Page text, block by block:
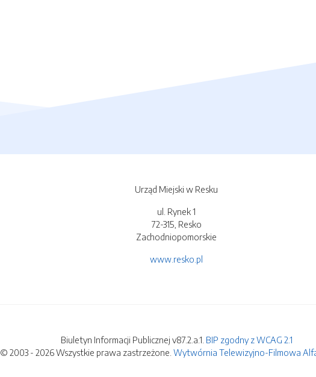
Urząd Miejski w Resku
ul. Rynek 1
72-315, Resko
Zachodniopomorskie
www.resko.pl
Biuletyn Informacji Publicznej v87.2.a.1. BIP zgodny z WCAG 2.1
© 2003 - 2026 Wszystkie prawa zastrzeżone. Wytwórnia Telewizyjno-Filmowa Alfa